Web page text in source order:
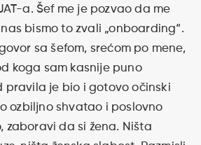
a. Šef me je pozvao da me
bismo to zvali „onboarding“.
sa šefom, srećom po mene,
koga sam kasnije puno
pravila je bio i gotovo očinski
ozbiljno shvatao i poslovno
zaboravi da si žena. Ništa